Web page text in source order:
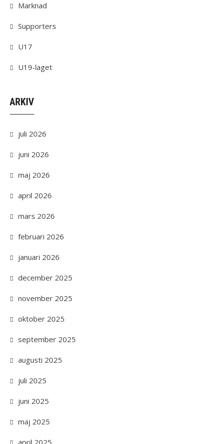
Marknad
Supporters
U17
U19-laget
ARKIV
juli 2026
juni 2026
maj 2026
april 2026
mars 2026
februari 2026
januari 2026
december 2025
november 2025
oktober 2025
september 2025
augusti 2025
juli 2025
juni 2025
maj 2025
april 2025